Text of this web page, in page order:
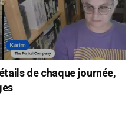
de chaque journée,